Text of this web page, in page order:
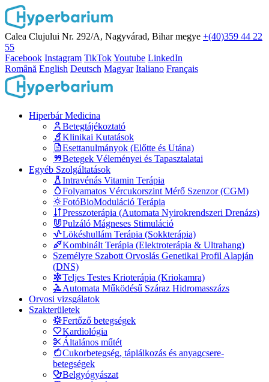
Calea Clujului Nr. 292/A, Nagyvárad, Bihar megye +(40)359 44 22
55
Facebook Instagram TikTokYoutube LinkedIn
Română English Deutsch Magyar Italiano Français
Hiperbár Medicina
Betegtájékoztató
Klinikai Kutatások
Esettanulmányok (Előtte és Utána)
Betegek Véleményei és Tapasztalatai
Egyéb Szolgáltatások
Intravénás Vitamin Terápia
Folyamatos Vércukorszint Mérő Szenzor (CGM)
FotóBioModuláció Terápia
Presszoterápia (Automata Nyirokrendszeri Drenázs)
Pulzáló Mágneses Stimuláció
Lökéshullám Terápia (Sokkterápia)
Kombinált Terápia (Elektroterápia & Ultrahang)
Személyre Szabott Orvoslás Genetikai Profil Alapján
(DNS)
Teljes Testes Krioterápia (Kriokamra)
Automata Működésű Száraz Hidromasszázs
Orvosi vizsgálatok
Szakterületek
Fertőző betegségek
Kardiológia
Általános műtét
Cukorbetegség, táplálkozás és anyagcsere-
betegségek
Belgyógyászat